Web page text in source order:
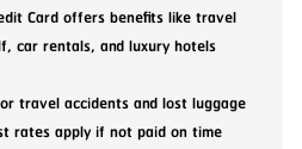
Card offers benefits like travel
car rentals, and luxury hotels
travel accidents and lost luggage
rates apply if not paid on time